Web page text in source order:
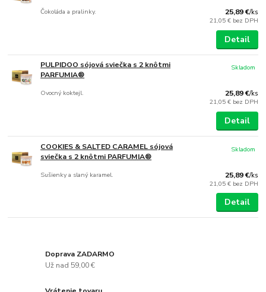
Čokoláda a pralinky. 25,89 €/ks
21,05 € bez DPH
Detail
PULPIDOO sójová sviečka s 2 knôtmi
PARFUMIA®
Ovocný koktejl. 25,89 €/ks
21,05 € bez DPH
Skladom
Detail
COOKIES & SALTED CARAMEL sójová
sviečka s 2 knôtmi PARFUMIA®
Sušienky a slaný karamel. 25,89 €/ks
21,05 € bez DPH
Skladom
Detail
Doprava ZADARMO
Už nad 59,00 €